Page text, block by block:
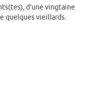
d’une vingtaine
quelques vieillards.